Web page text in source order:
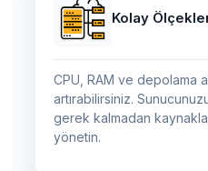
Kolay
CPU, RAM ve depolama
artırabilirsiniz.
gerek kalmadan
yönetin.